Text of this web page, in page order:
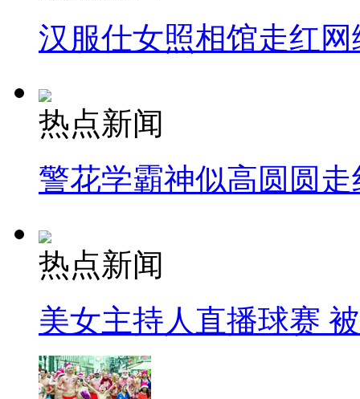
汉服仕女照相馆走红网
热点新闻
警花学霸神似高圆圆走
热点新闻
美女主持人直播球赛